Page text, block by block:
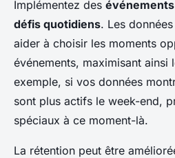
Implémentez des
défis quotidiens. Les
aider à choisir les moments
événements, maximisant ainsi
exemple, si vos données
sont plus actifs le week-end,
spéciaux à ce moment-là.
La rétention peut être